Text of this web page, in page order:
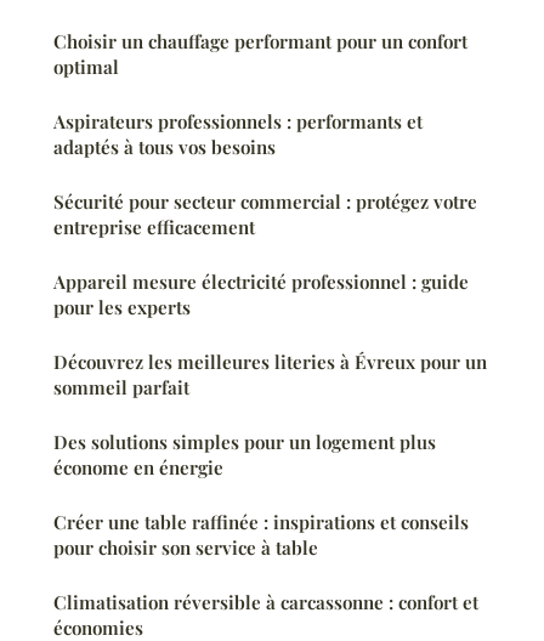
Choisir un chauffage performant pour un confort
optimal
Aspirateurs professionnels : performants et
adaptés à tous vos besoins
Sécurité pour secteur commercial : protégez votre
entreprise efficacement
Appareil mesure électricité professionnel : guide
pour les experts
Découvrez les meilleures literies à Évreux pour un
sommeil parfait
Des solutions simples pour un logement plus
économe en énergie
Créer une table raffinée : inspirations et conseils
pour choisir son service à table
Climatisation réversible à carcassonne : confort et
économies